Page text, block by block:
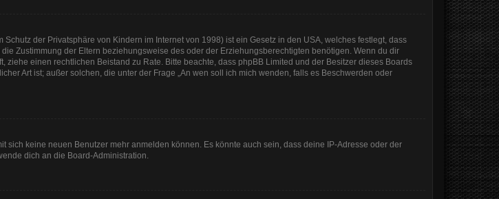
der Privatsphäre von Kindern im Internet von 1998) ist ein Gesetz in den USA, welches festlegt, dass
Zustimmung der Eltern beziehungsweise des oder der Erziehungsberechtigten benötigen. Wenn du dir
einen rechtlichen Beistand zu Rate. Bitte beachte, dass phpBB Limited und der Besitzer dieses Boards
Art ist; außer solchen, die unter der Frage „An wen soll ich mich wenden, falls es Beschwerden oder
keine neuen Benutzer mehr anmelden können. Es könnte auch sein, dass deine IP-Adresse oder der
dich an die Board-Administration.